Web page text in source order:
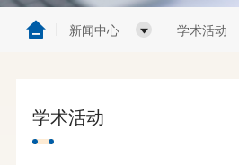
新闻中心 学术活动
学术活动